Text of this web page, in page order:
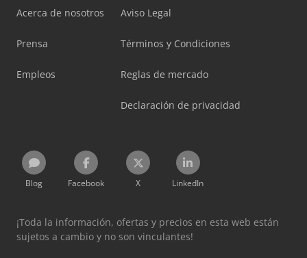
Acerca de nosotros
Prensa
Empleos
Aviso Legal
Términos y Condiciones
Reglas de mercado
Declaración de privacidad
Blog Facebook X LinkedIn
¡Toda la información, ofertas y precios en esta web están
sujetos a cambio y no son vinculantes!